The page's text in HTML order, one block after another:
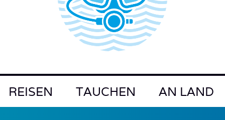
REISEN TAUCHEN AN LAND